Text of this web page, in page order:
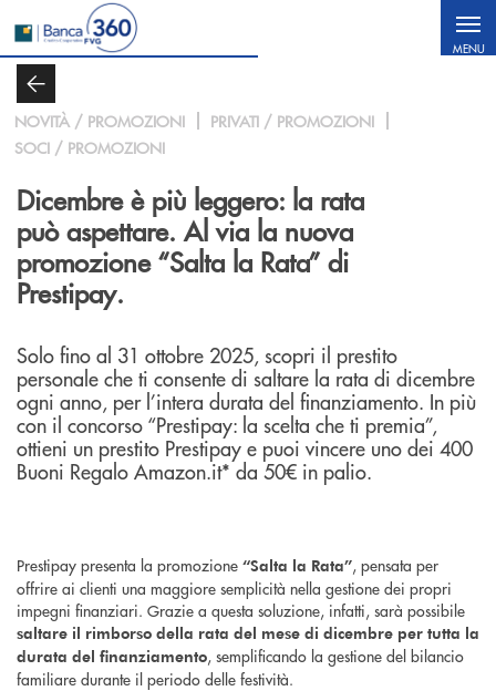
Salta al contenuto principale
MENU
NOVITÀ / PROMOZIONI
PRIVATI / PROMOZIONI
SOCI / PROMOZIONI
Dicembre è più leggero: la rata
può aspettare. Al via la nuova
promozione “Salta la Rata” di
Prestipay.
Solo fino al 31 ottobre 2025, scopri il prestito
personale che ti consente di saltare la rata di dicembre
ogni anno, per l’intera durata del finanziamento. In più
con il concorso “Prestipay: la scelta che ti premia”,
ottieni un prestito Prestipay e puoi vincere uno dei 400
Buoni Regalo Amazon.it* da 50€ in palio.
Prestipay presenta la promozione “Salta la Rata”, pensata per
offrire ai clienti una maggiore semplicità nella gestione dei propri
impegni finanziari. Grazie a questa soluzione, infatti, sarà possibile
saltare il rimborso della rata del mese di dicembre per tutta la
durata del finanziamento, semplificando la gestione del bilancio
familiare durante il periodo delle festività.